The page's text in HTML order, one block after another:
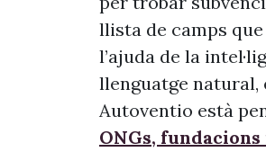
llista de camps
l’ajuda de la
llenguatge natural,
Autoventio està
ONGs,